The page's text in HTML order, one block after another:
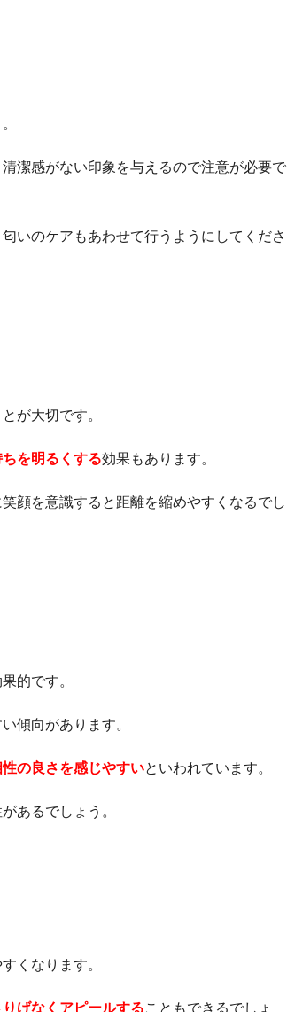
潔感がない印象を与えるので注意が必要で
いのケアもあわせて行うようにしてくださ
が大切です。
を明るくする効果もあります。
顔を意識すると距離を縮めやすくなるでし
的です。
傾向があります。
の良さを感じやすいといわれています。
あるでしょう。
くなります。
げなくアピールすることもできるでしょ